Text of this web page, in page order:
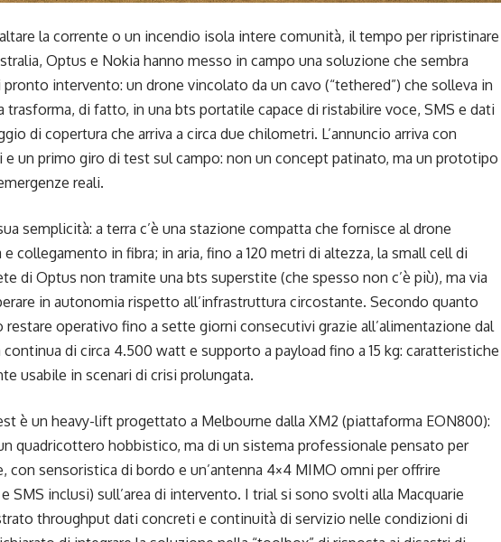
la corrente o un incendio isola intere comunità, il tempo per ripristinare
Optus e Nokia hanno messo in campo una soluzione che sembra
intervento: un drone vincolato da un cavo (“tethered”) che solleva in
trasforma, di fatto, in una bts portatile capace di ristabilire voce, SMS e dati
di copertura che arriva a circa due chilometri. L’annuncio arriva con
un primo giro di test sul campo: non un concept patinato, ma un prototipo
reali.
semplicità: a terra c’è una stazione compatta che fornisce al drone
collegamento in fibra; in aria, fino a 120 metri di altezza, la small cell di
di Optus non tramite una bts superstite (che spesso non c’è più), ma via
in autonomia rispetto all’infrastruttura circostante. Secondo quanto
operativo fino a sette giorni consecutivi grazie all’alimentazione dal
di circa 4.500 watt e supporto a payload fino a 15 kg: caratteristiche
usabile in scenari di crisi prolungata.
è un heavy-lift progettato a Melbourne dalla XM2 (piattaforma EON800):
quadricottero hobbistico, ma di un sistema professionale pensato per
con sensoristica di bordo e un’antenna 4×4 MIMO omni per offrire
SMS inclusi) sull’area di intervento. I trial si sono svolti alla Macquarie
throughput dati concreti e continuità di servizio nelle condizioni di